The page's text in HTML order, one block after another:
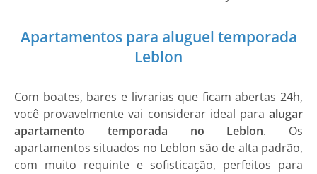
Apartamentos para aluguel temporada
Leblon
Com boates, bares e livrarias que ficam abertas 24h,
você provavelmente vai considerar ideal para alugar
apartamento temporada no Leblon. Os
apartamentos situados no Leblon são de alta padrão,
com muito requinte e sofisticação, perfeitos para